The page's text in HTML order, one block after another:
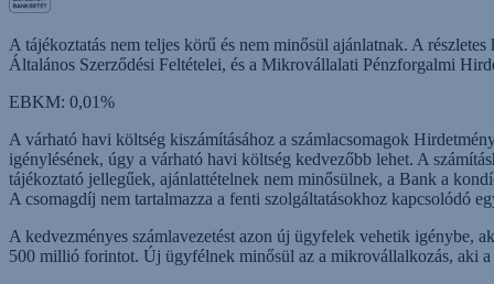
A tájékoztatás nem teljes körű és nem minősül ajánlatnak. A
Általános Szerződési Feltételei, és a Mikrovállalati Pénzforgalmi
EBKM: 0,01%
A várható havi költség kiszámításához a számlacsomagok
igénylésének, úgy a várható havi költség kedvezőbb lehet. A
tájékoztató jellegűek, ajánlattételnek nem minősülnek, a Bank a
A csomagdíj nem tartalmazza a fenti szolgáltatásokhoz kapcsolódó
A kedvezményes számlavezetést azon új ügyfelek vehetik igénybe,
500 millió forintot. Új ügyfélnek minősül az a mikrovállalkozás, aki